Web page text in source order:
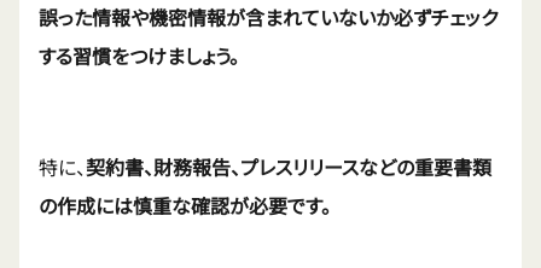
誤った情報や機密情報が含まれていないか必ずチェック
する習慣をつけましょう。
特に、契約書、財務報告、プレスリリースなどの重要書類
の作成には慎重な確認が必要です。